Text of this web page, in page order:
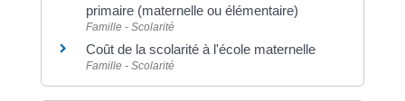
primaire (maternelle ou élémentaire)
Famille - Scolarité
Coût de la scolarité à l'école maternelle
Famille - Scolarité